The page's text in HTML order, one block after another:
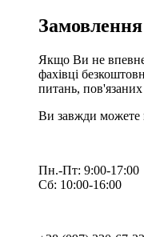
Якщо Ви не
фахівці
питань,
Ви завжди можете
Пн.-Пт: 9:00-17:00
Сб: 10:00-16:00